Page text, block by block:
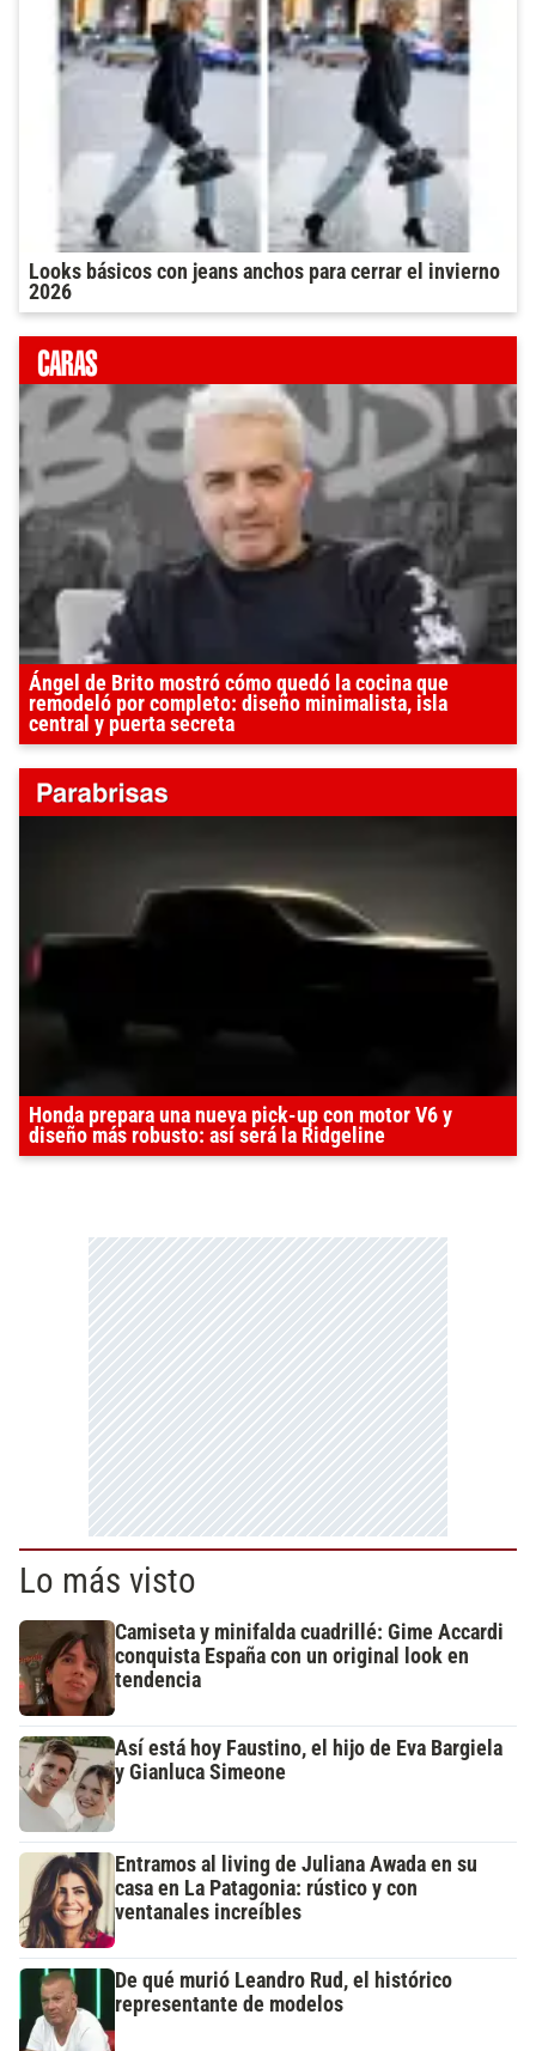
Looks básicos con jeans anchos para cerrar el invierno
2026
Ángel de Brito mostró cómo quedó la cocina que
remodeló por completo: diseño minimalista, isla
central y puerta secreta
Honda prepara una nueva pick-up con motor V6 y
diseño más robusto: así será la Ridgeline
Lo más visto
Camiseta y minifalda cuadrillé: Gime Accardi
conquista España con un original look en
tendencia
Así está hoy Faustino, el hijo de Eva Bargiela
y Gianluca Simeone
Entramos al living de Juliana Awada en su
casa en La Patagonia: rústico y con
ventanales increíbles
De qué murió Leandro Rud, el histórico
representante de modelos